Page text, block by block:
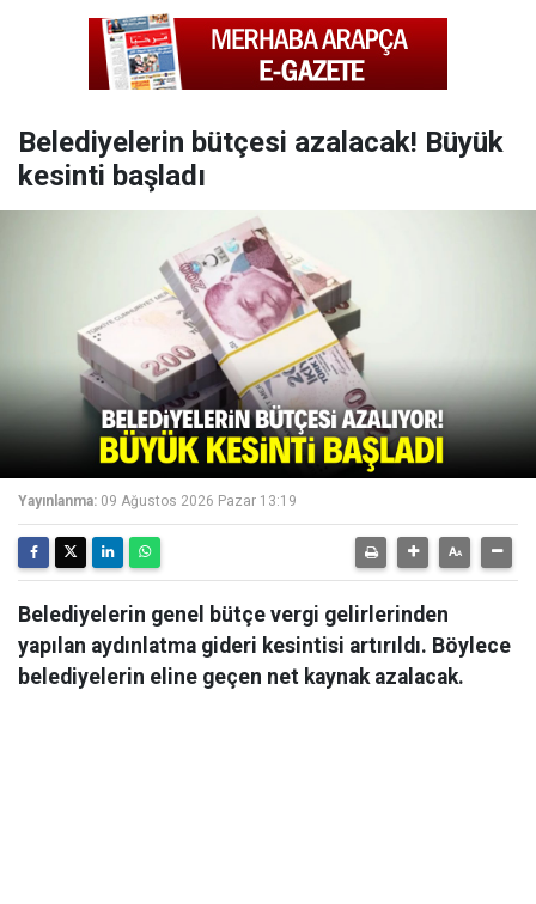
Belediyelerin bütçesi azalacak! Büyük
kesinti başladı
Yayınlanma: 09 Ağustos 2026 Pazar 13:19
Belediyelerin genel bütçe vergi gelirlerinden
yapılan aydınlatma gideri kesintisi artırıldı. Böylece
belediyelerin eline geçen net kaynak azalacak.